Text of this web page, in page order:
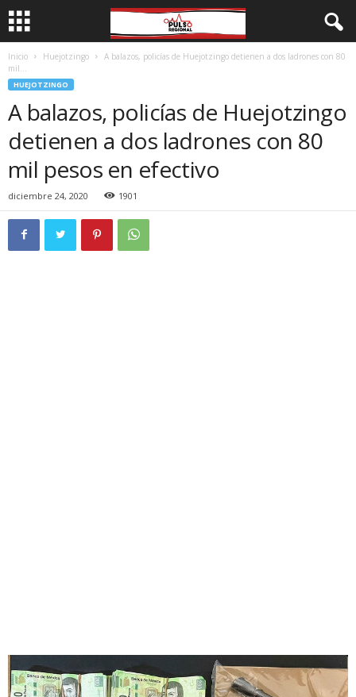
Inicio Huejotzingo
A balazos, policías de Huejotzingo detienen a dos ladrones con 80
mil...
HUEJOTZINGO
A balazos, policías de Huejotzingo
detienen a dos ladrones con 80
mil pesos en efectivo
diciembre 24, 2020 1901